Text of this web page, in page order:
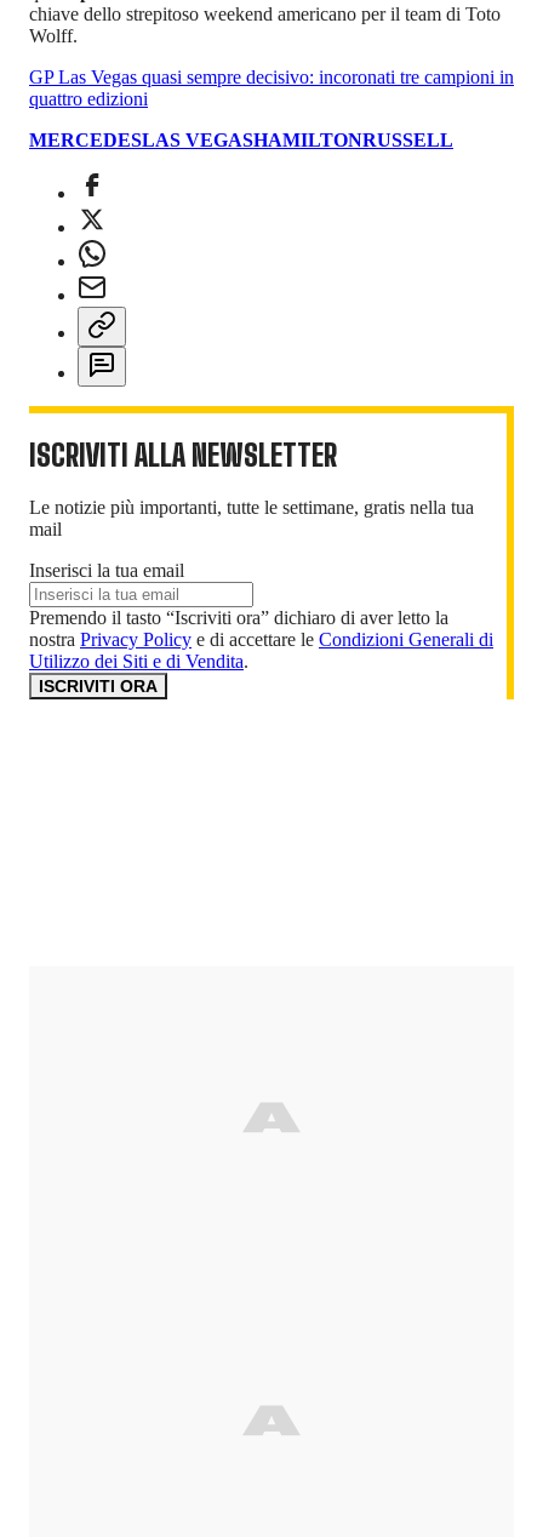
chiave dello strepitoso weekend americano per il team di Toto
Wolff.
GP Las Vegas quasi sempre decisivo: incoronati tre campioni in
quattro edizioni
MERCEDESLAS VEGASHAMILTONRUSSELL
ISCRIVITI ALLA NEWSLETTER
Le notizie più importanti, tutte le settimane, gratis nella tua
mail
Inserisci la tua email
Premendo il tasto “Iscriviti ora” dichiaro di aver letto la
nostra Privacy Policy e di accettare le Condizioni Generali di
Utilizzo dei Siti e di Vendita.
ISCRIVITI ORA